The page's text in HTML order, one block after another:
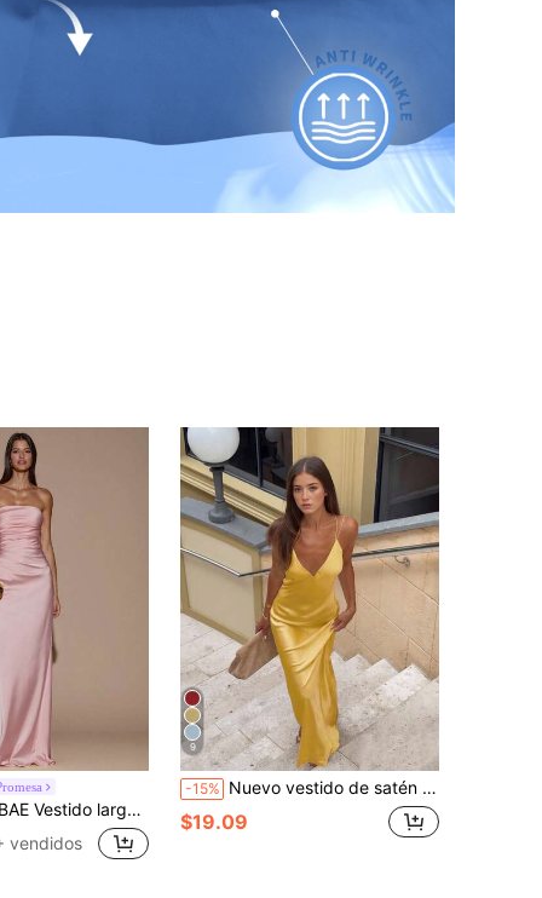
pliegues, ajustado y sin espalda, adecuado para fiestas, cócteles, ocasiones formales, damas de honor, cumpleaños, vestido de satén amarillo, Navidad, banquetes, casual de negocios
vendidos
9
-15% Nuevo vestido de satén sexy con tirantes finos y escote en V profundo para primavera/verano 2026, vestido elegante y brillante para fiestas, citas, fiestas, playa, calle, bodas, cumpleaños, estilo Y2K, vestido de gala, vestido de lujo para eventos de noche
$19.09